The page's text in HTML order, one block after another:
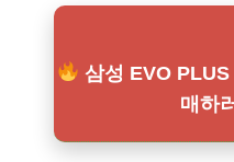
삼성 EVO
매하